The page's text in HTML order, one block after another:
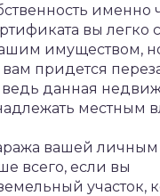
именно
вы легко
имуществом,
придется
данная
местным
вашей личным
всего, если вы
участок,